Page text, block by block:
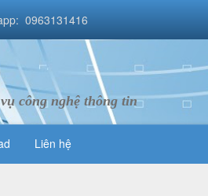
0963131416
công nghệ thông tin
Liên hệ